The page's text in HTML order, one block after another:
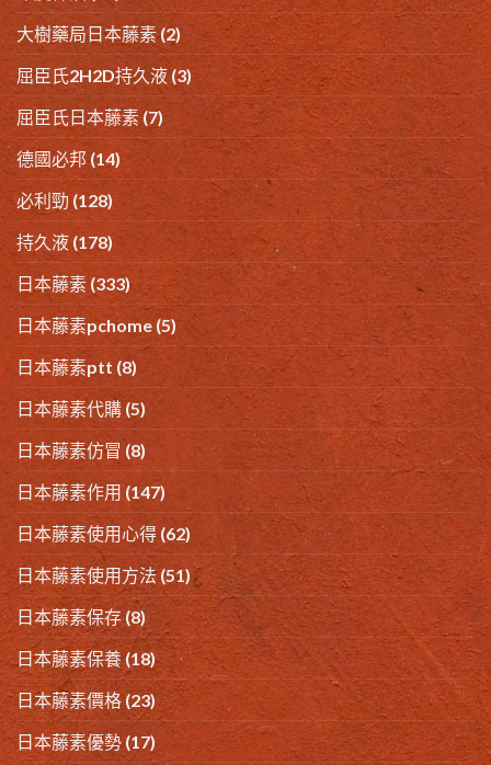
大樹藥局日本藤素(2)
屈臣氏2H2D持久液 (3)
屈臣氏日本藤素 (7)
德國必邦 (14)
必利勁 (128)
持久液 (178)
日本藤素 (333)
日本藤素pchome (5)
日本藤素ptt (8)
日本藤素代購 (5)
日本藤素仿冒 (8)
日本藤素作用 (147)
日本藤素使用心得 (62)
日本藤素使用方法(51)
日本藤素保存(8)
日本藤素保養 (18)
日本藤素價格 (23)
日本藤素優勢 (17)